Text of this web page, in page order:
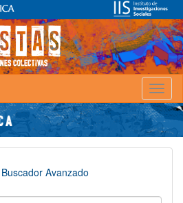
Buscador Avanzado